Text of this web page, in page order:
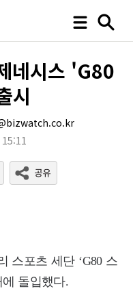
네시스 'G80
시
15:11
스포츠 세단 ‘G80 스
에 돌입했다.